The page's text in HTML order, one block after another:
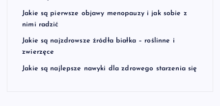
Jakie są pierwsze objawy menopauzy i jak sobie z
nimi radzić
Jakie są najzdrowsze źródła białka – roślinne i
zwierzęce
Jakie są najlepsze nawyki dla zdrowego starzenia się